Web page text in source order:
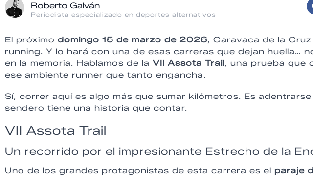
Roberto Galván
Periodista especializado en deportes alternativos
El próximo domingo 15 de marzo de 2026, Caravaca de la
running. Y lo hará con una de esas carreras que dejan huella…
en la memoria. Hablamos de la VII Assota Trail, una prueba que
ese ambiente runner que tanto engancha.
Sí, correr aquí es algo más que sumar kilómetros. Es
sendero tiene una historia que contar.
VII Assota Trail
Un recorrido por el impresionante Estrecho de la
Uno de los grandes protagonistas de esta carrera es el paraje